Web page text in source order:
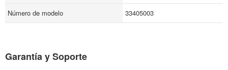
Número de modelo
33405003
Garantía y Soporte